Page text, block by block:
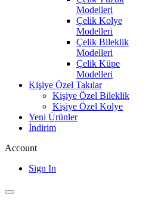
Modelleri
Çelik Kolye
Modelleri
Çelik Bileklik
Modelleri
Çelik Küpe
Modelleri
Kişiye Özel Takılar
Kişiye Özel Bileklik
Kişiye Özel Kolye
Yeni Ürünler
İndirim
Account
Sign In